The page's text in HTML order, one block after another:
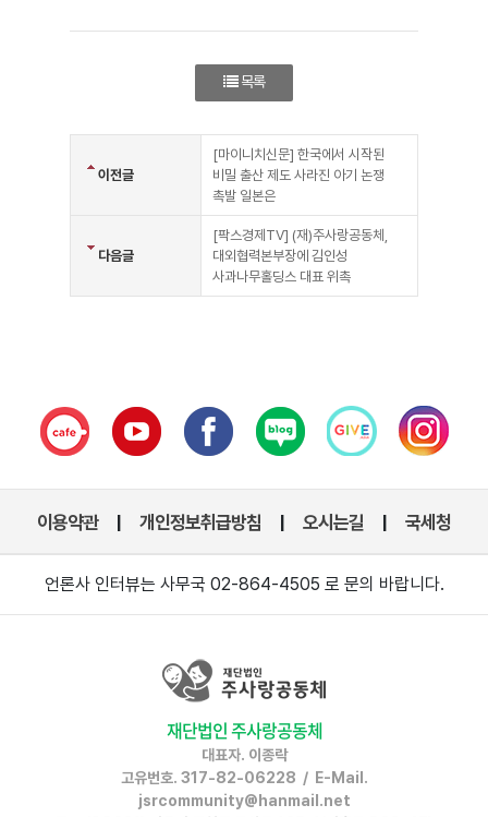
목록
이전글
[마이니치신문] 한국에서 시작된
비밀 출산 제도 사라진 아기 논쟁
촉발 일본은
다음글
[팍스경제TV] (재)주사랑공동체,
대외협력본부장에 김인성
사과나무홀딩스 대표 위촉
이용약관| 개인정보취급방침 오시는길 국세청
언론사 인터뷰는 사무국 02-864-4505 로 문의 바랍니다.
재단법인 주사랑공동체
대표자. 이종락
고유번호. 317-82-06228 / E-Mail.
jsrcommunity@hanmail.net